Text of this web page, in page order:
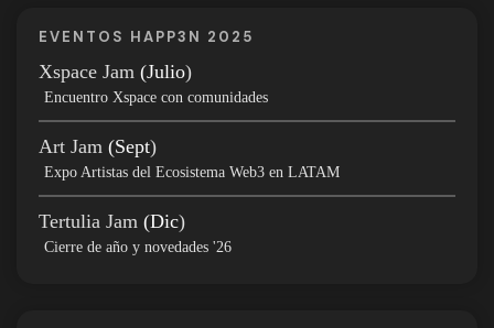
EVENTOS HAPP3N 2025
Xspace Jam (Julio)
Encuentro Xspace con comunidades
Art Jam (Sept)
Expo Artistas del Ecosistema Web3 en LATAM
Tertulia Jam (Dic)
Cierre de año y novedades '26